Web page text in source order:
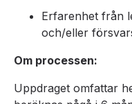
Erfarenhet från
och/eller
Om processen:
Uppdraget omfattar